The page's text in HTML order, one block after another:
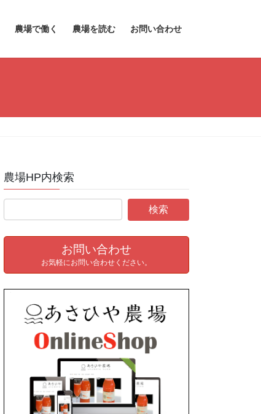
農場で働く 農場を読む お問い合わせ
農場HP内検索
お問い合わせ
お気軽にお問い合わせください。